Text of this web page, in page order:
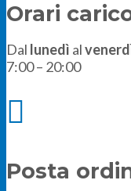
Orari
Dal lunedì al
7:00 – 20:00

Posta